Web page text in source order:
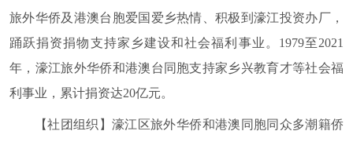
旅外华侨及港澳台胞爱国爱乡热情、积极到濠江投资办厂，
踊跃捐资捐物支持家乡建设和社会福利事业。 1979至2021
年，濠江旅外华侨和港澳台同胞支持家乡兴教育才等社会福
利事业，累计捐资达20亿元。
【社团组织】濠江区旅外华侨和港澳同胞同众多潮籍侨